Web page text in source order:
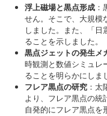
浮上磁場と黒点形成：
せん。そこで、大規模
しました。また、「
ることを示しました。
黒点ジェットの発生メ
時観測と数値シミュレ
ることを明らかにし
フレア黒点の研究：太
より、フレア黒点の統
自発的にフレア黒点